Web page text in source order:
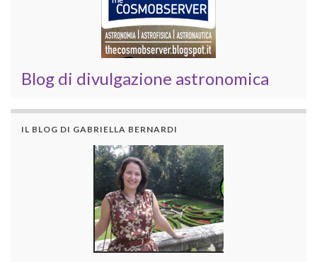
Blog di divulgazione astronomica
IL BLOG DI GABRIELLA BERNARDI